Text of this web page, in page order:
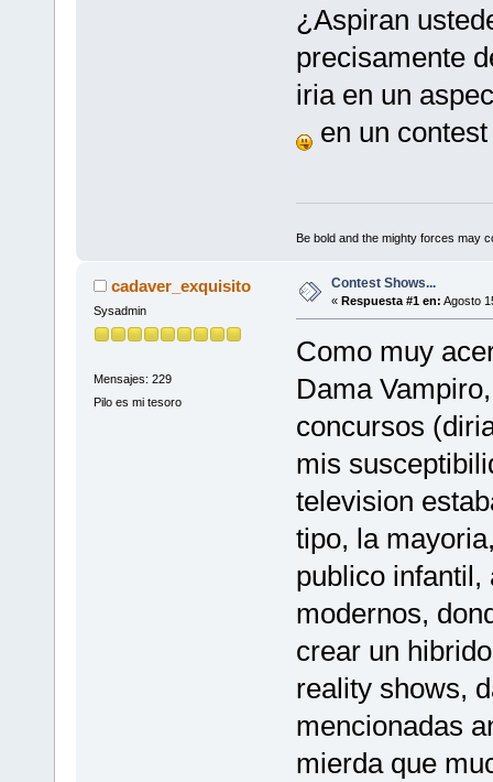
¿Aspiran
precisamente
iria en un
en un contest
Be bold and the mighty forces may
cadaver_exquisito
Sysadmin
Mensajes: 229
Pilo es mi tesoro
Contest Shows...
« Respuesta #1 en: Agosto
Como muy
Dama
concursos
mis
television
tipo, la
publico infantil,
modernos,
crear un
reality shows,
mencionadas
mierda que